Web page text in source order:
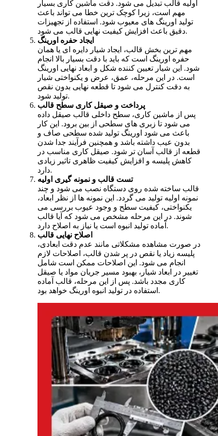
اولیه قالب تبدیل می شود. دقت ماشین کاری بسیار
مهم است، زیرا کوچک ترین خطا می تواند باعث
تولید اورینگ های معیوب شود. استفاده از تجهیزات
دقیق باعث افزایش کیفیت نهایی قالب می شود.
ایجاد حفره اورینگ
مهم ترین بخش قالب، ایجاد شیار دایره ای یا همان
حفره اورینگ است که باید با دقت بسیار بالا انجام
شود. این شیار تعیین کننده شکل و ابعاد نهایی اورینگ
است. در این مرحله، عمق، عرض و یکنواختی شیار
به دقت کنترل می شود تا قطعه نهایی بدون نقص
تولید شود.
پرداخت و صیقل کاری سطح قالب
پس از ماشین کاری، سطح داخلی قالب صیقل داده
می شود تا زبری های سطحی از بین برود. این کار
باعث می شود اورینگ تولید شده سطحی صاف و
بدون عیب داشته باشد و همچنین فرآیند جدا شدن
قطعه از قالب آسان تر شود. صیقل کاری مناسب در
کاهش پلیسه و افزایش کیفیت ظاهری تاثیر زیادی
دارد.
تست قالب و نمونه گیری اولیه
قالب ساخته شده روی دستگاه نصب می شود و چند
نمونه اولیه تولید می گردد. این نمونه ها از نظر ابعاد،
یکنواختی، کیفیت سطح و وجود عیوب بررسی می
شوند. در این مرحله مشخص می شود که آیا قالب
آماده تولید انبوه است یا نیاز به اصلاح دارد.
اصلاح نهایی قالب
در صورت مشاهده مشکلاتی مانند عدم دقت ابعادی،
پلیسه زیاد یا نقص در پر شدن قالب، اصلاحات لازم
انجام می شود. این اصلاحات ممکن است شامل
تغییر در ابعاد شیار، بهبود مسیر جریان مواد یا صیقل
کاری مجدد باشد. پس از این مرحله، قالب آماده
استفاده در تولید انبوه اورینگ خواهد بود.